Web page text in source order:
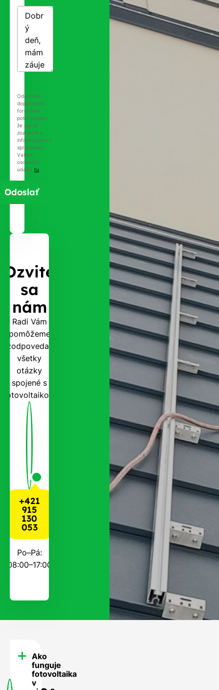
Ozvite
sa
nám
Radi Vám
pomôžeme
zodpovedať
všetky
otázky
spojené s
fotovoltaikou.
+421
915
130
053
Po–Pá:
08:00–17:00
Odoslaním
dopytového
formulára
potvrdzujete,
že ste sa
zoznámili s
informáciami o
spracovaní
Vašich
osobných
údajov tu
FAQ
-
Ako
funguje
fotovoltaika
v